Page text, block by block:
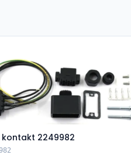
kontakt 2249982